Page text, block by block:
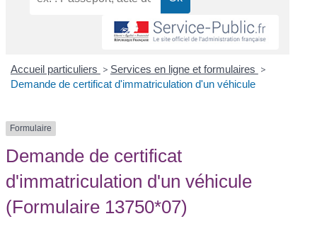
Accueil particuliers > Services en ligne et formulaires >
Demande de certificat d'immatriculation d'un véhicule
Formulaire
Demande de certificat
d'immatriculation d'un véhicule
(Formulaire 13750*07)